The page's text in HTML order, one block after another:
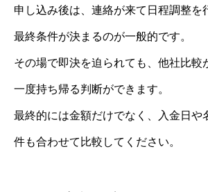
申し込み後は、連絡が来て日程調整を
最終条件が決まるのが一般的です。
その場で即決を迫られても、他社比較
一度持ち帰る判断ができます。
最終的には金額だけでなく、入金日や
件も合わせて比較してください。